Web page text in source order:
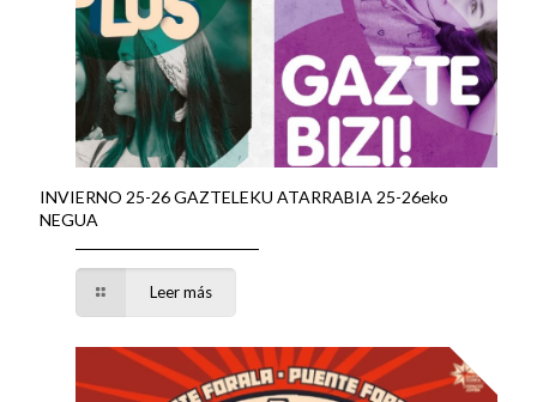
INVIERNO 25-26 GAZTELEKU ATARRABIA 25-26eko
NEGUA
Leer más